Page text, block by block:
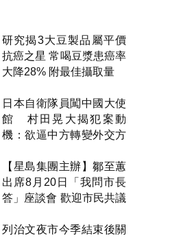
研究揭3大豆製品屬平價
抗癌之星 常喝豆漿患癌率
大降28% 附最佳攝取量
日本自衛隊員闖中國大使
館 村田晃大揭犯案動
機：欲逼中方轉變外交方
【星島集團主辦】鄒至蕙
出席8月20日「我問市長
答」座談會 歡迎市民共議
列治文夜市今季結束後關